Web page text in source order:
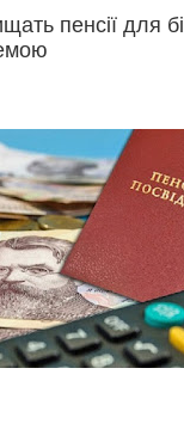
пенсії для